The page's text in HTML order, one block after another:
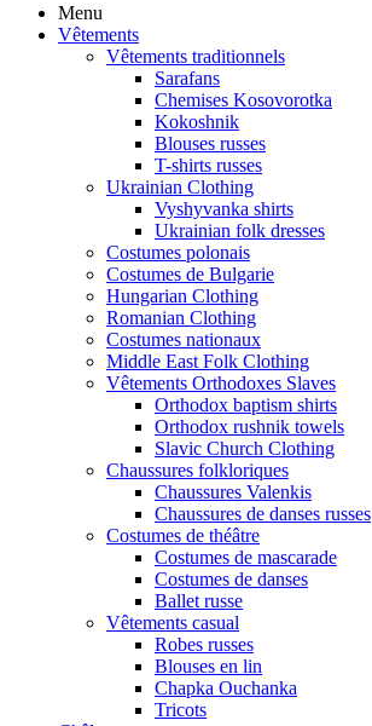
Menu
Vêtements
Vêtements traditionnels
Sarafans
Chemises Kosovorotka
Kokoshnik
Blouses russes
T-shirts russes
Ukrainian Clothing
Vyshyvanka shirts
Ukrainian folk dresses
Costumes polonais
Costumes de Bulgarie
Hungarian Clothing
Romanian Clothing
Costumes nationaux
Middle East Folk Clothing
Vêtements Orthodoxes Slaves
Orthodox baptism shirts
Orthodox rushnik towels
Slavic Church Clothing
Chaussures folkloriques
Chaussures Valenkis
Chaussures de danses russes
Costumes de théâtre
Costumes de mascarade
Costumes de danses
Ballet russe
Vêtements casual
Robes russes
Blouses en lin
Chapka Ouchanka
Tricots